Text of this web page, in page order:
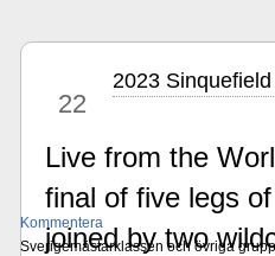
Kommentera
Sverigemästarklassen och övriga
22
2023
Live from the
final of five legs
joined by two